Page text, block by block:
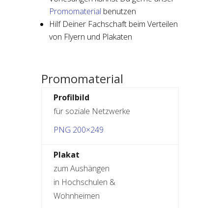
Promomaterial benutzen
Hilf Deiner Fachschaft beim Verteilen
von Flyern und Plakaten
Promomaterial
Profilbild
für soziale Netzwerke
PNG 200×249
Plakat
zum Aushängen
in Hochschulen &
Wohnheimen